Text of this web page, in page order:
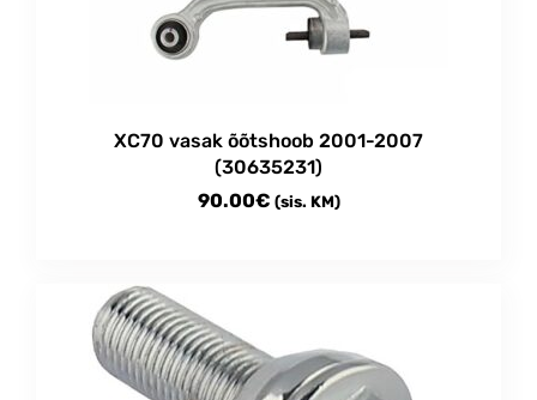
XC70 vasak õõtshoob 2001-2007
(30635231)
90.00€ (sis. KM)